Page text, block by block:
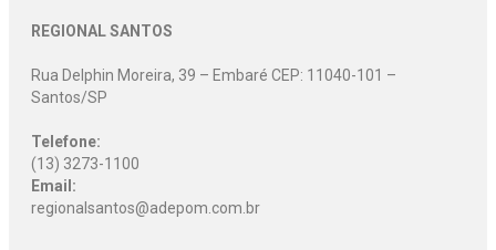
REGIONAL SANTOS
Rua Delphin Moreira, 39 – Embaré CEP: 11040-101 –
Santos/SP
Telefone:
(13) 3273-1100
Email:
regionalsantos@adepom.com.br